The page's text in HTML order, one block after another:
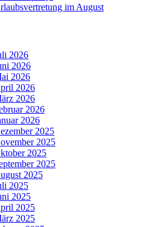
im August
2026
2026
2026
2026
2026
2026
2026
2025
2025
2025
2025
2025
2025
2025
2025
2025